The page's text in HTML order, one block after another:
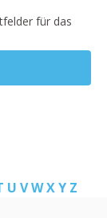
für das
U VWXY Z